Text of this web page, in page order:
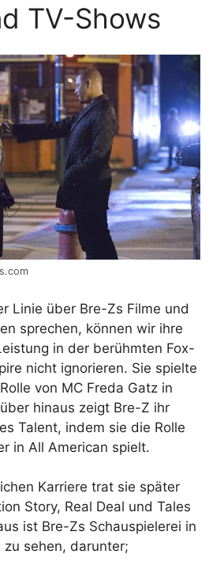
TV-Shows
Linie über Bre-Zs Filme und
sprechen, können wir ihre
in der berühmten Fox-
nicht ignorieren. Sie spielte
von MC Freda Gatz in
hinaus zeigt Bre-Z ihr
Talent, indem sie die Rolle
in All American spielt.
Karriere trat sie später
Story, Real Deal und Tales
ist Bre-Zs Schauspielerei in
zu sehen, darunter;